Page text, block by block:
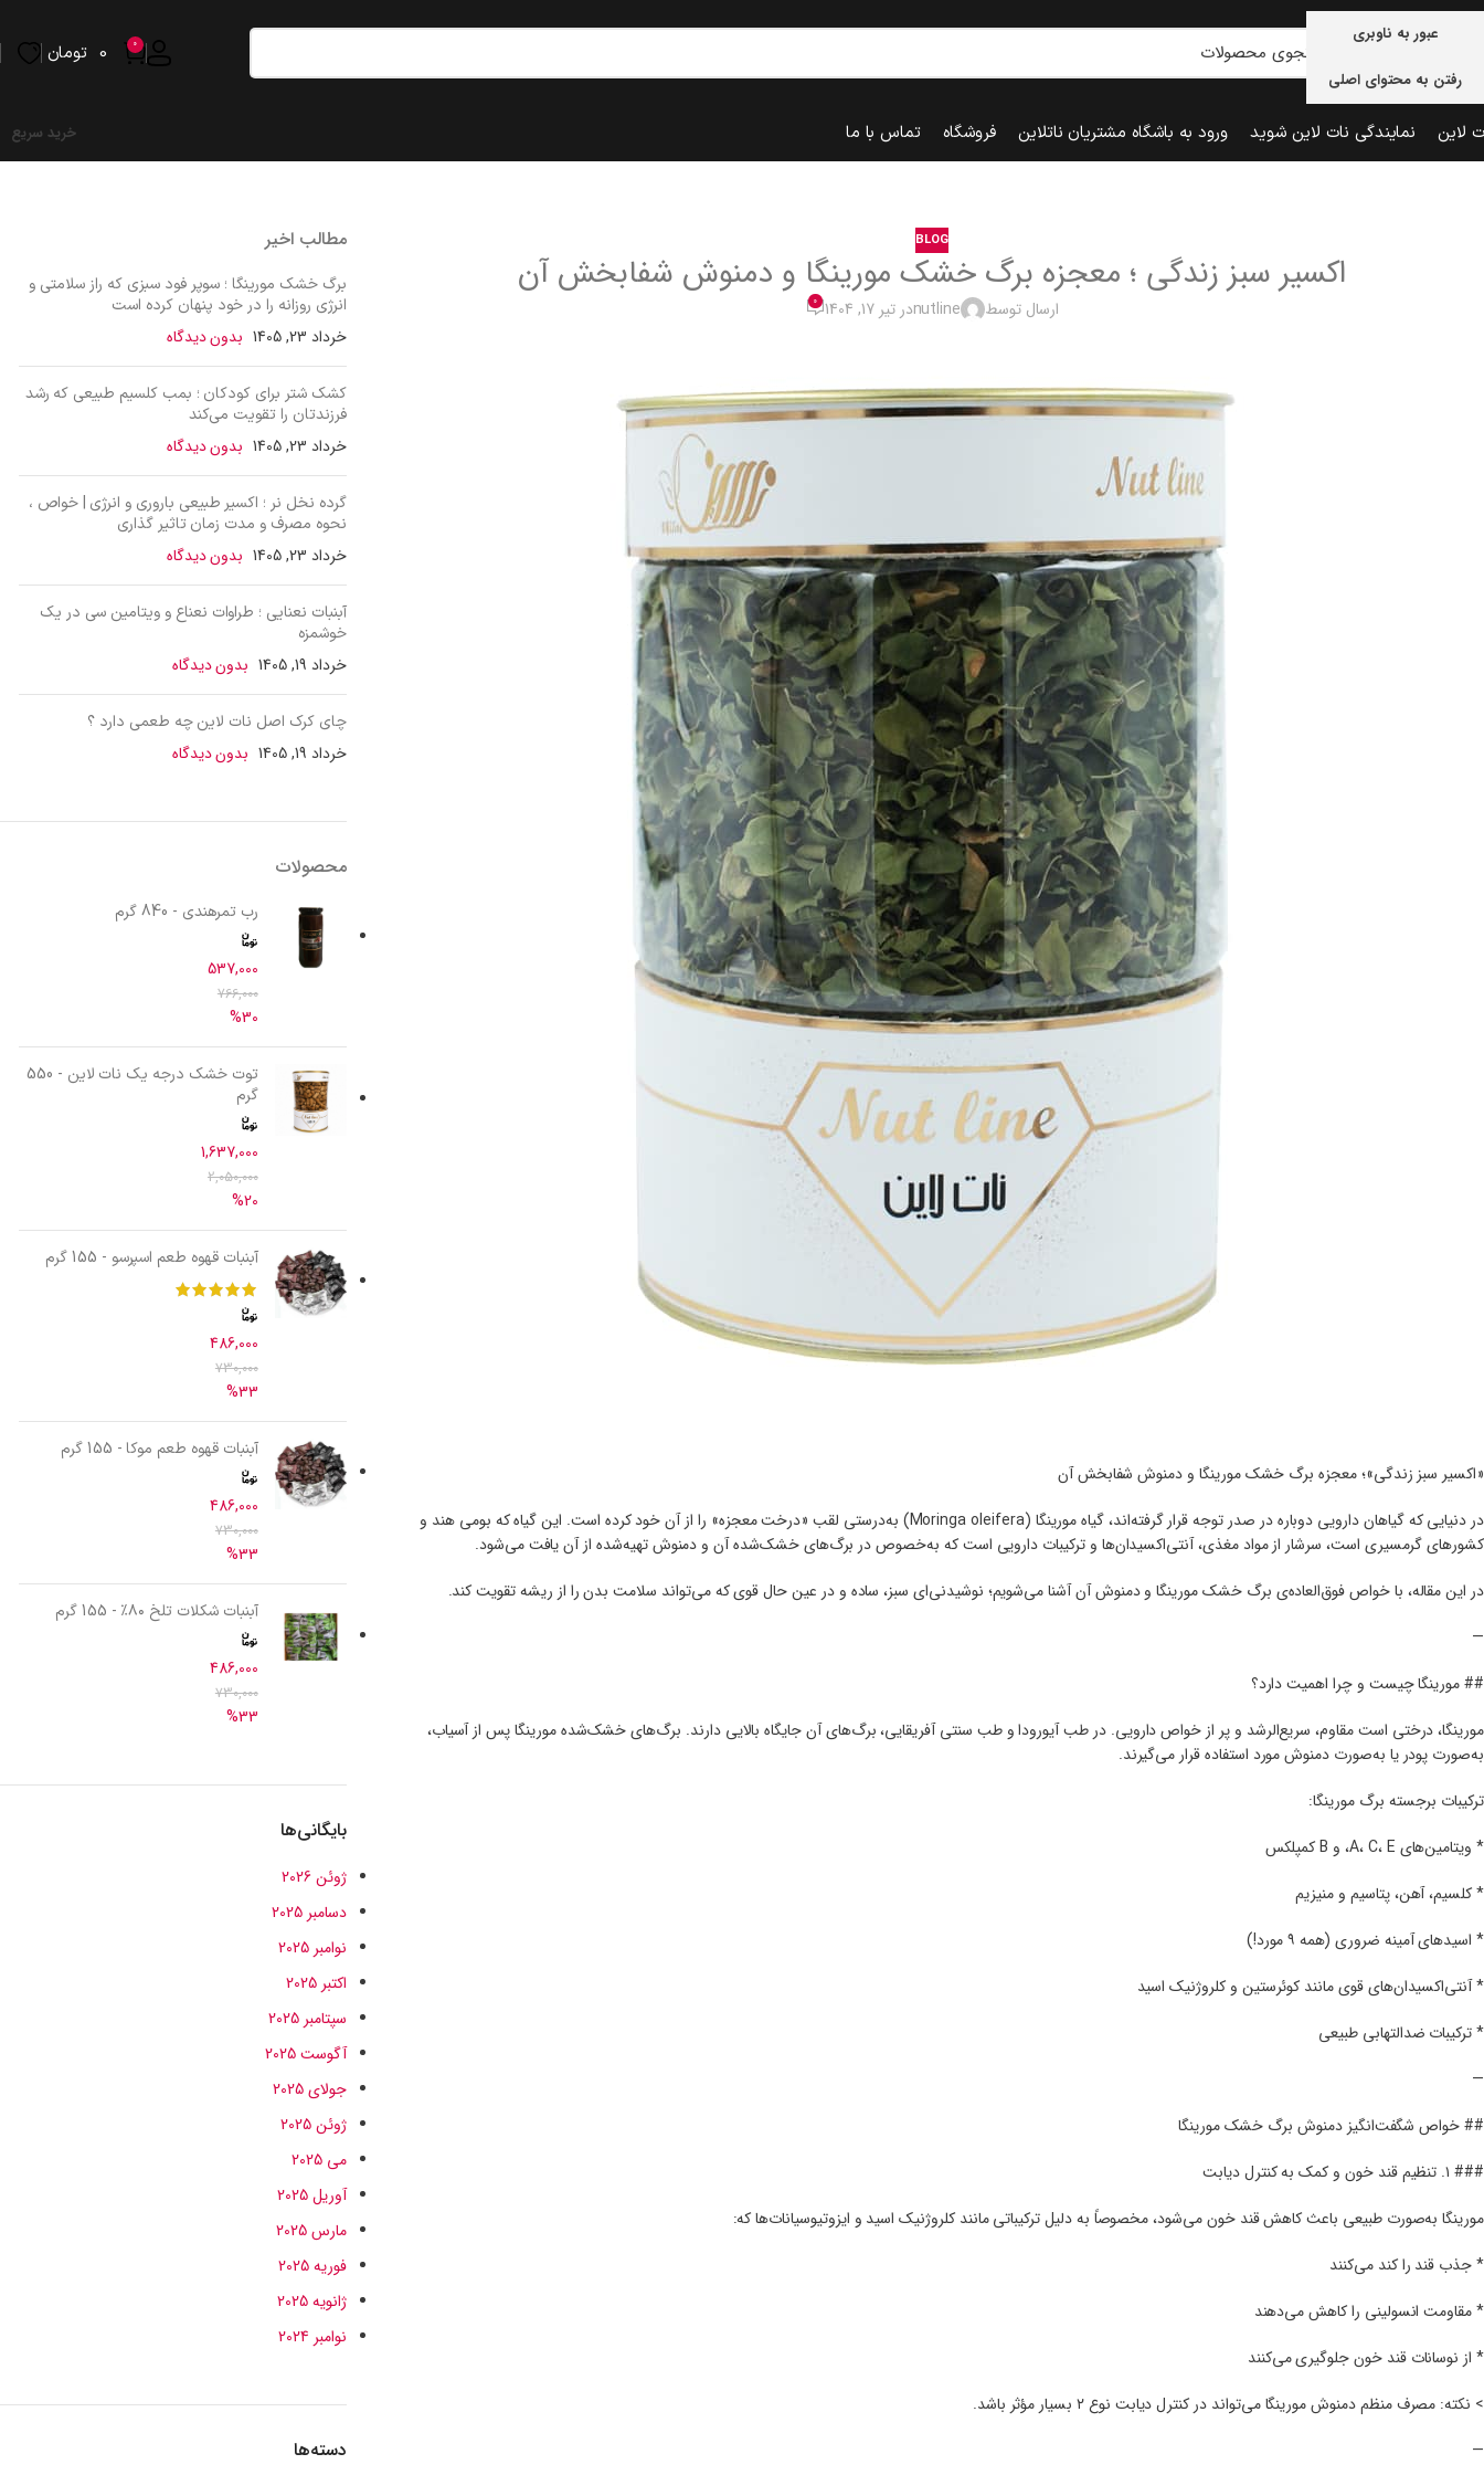
عبور به ناوبری
رفتن به محتوای اصلی
0
0 تومان
لاین نمایندگی نات لاین شوید ورود به باشگاه مشتریان ناتلاین فروشگاه تماس با ما خرید سریع
BLOG
اکسیر سبز زندگی ؛ معجزه برگ خشک مورینگا و دمنوش شفابخش آن
ارسال توسط nutlineدر تیر 17, 1404 0
«اکسیر سبز زندگی»؛ معجزه برگ خشک مورینگا و دمنوش شفابخش آن
در دنیایی که گیاهان دارویی دوباره در صدر توجه قرار گرفته‌اند، گیاه مورینگا (Moringa oleifera) به‌درستی لقب «درخت معجزه» را از آن خود کرده است. این گیاه که بومی هند و
کشورهای گرمسیری است، سرشار از مواد مغذی، آنتی‌اکسیدان‌ها و ترکیبات دارویی است که به‌خصوص در برگ‌های خشک‌شده آن و دمنوش تهیه‌شده از آن یافت می‌شود.
در این مقاله، با خواص فوق‌العاده‌ی برگ خشک مورینگا و دمنوش آن آشنا می‌شویم؛ نوشیدنی‌ای سبز، ساده و در عین حال قوی که می‌تواند سلامت بدن را از ریشه تقویت کند.
—
## مورینگا چیست و چرا اهمیت دارد؟
مورینگا، درختی است مقاوم، سریع‌الرشد و پر از خواص دارویی. در طب آیورودا و طب سنتی آفریقایی، برگ‌های آن جایگاه بالایی دارند. برگ‌های خشک‌شده مورینگا پس از آسیاب،
به‌صورت پودر یا به‌صورت دمنوش مورد استفاده قرار می‌گیرند.
ترکیبات برجسته برگ مورینگا:
* ویتامین‌های A، C، E، و B کمپلکس
* کلسیم، آهن، پتاسیم و منیزیم
* اسیدهای آمینه ضروری (همه ۹ مورد!)
* آنتی‌اکسیدان‌های قوی مانند کوئرستین و کلروژنیک اسید
* ترکیبات ضدالتهابی طبیعی
—
## خواص شگفت‌انگیز دمنوش برگ خشک مورینگا
### ۱. تنظیم قند خون و کمک به کنترل دیابت
مورینگا به‌صورت طبیعی باعث کاهش قند خون می‌شود، مخصوصاً به دلیل ترکیباتی مانند کلروژنیک اسید و ایزوتیوسیانات‌ها که:
* جذب قند را کند می‌کنند
* مقاومت انسولینی را کاهش می‌دهند
* از نوسانات قند خون جلوگیری می‌کنند
> نکته: مصرف منظم دمنوش مورینگا می‌تواند در کنترل دیابت نوع ۲ بسیار مؤثر باشد.
—
مطالب اخیر
برگ خشک مورینگا ؛ سوپر فود سبزی که راز سلامتی و
انرژی روزانه را در خود پنهان کرده است
خرداد 23, 1405 بدون دیدگاه
کشک شتر برای کودکان ؛ بمب کلسیم طبیعی که رشد
فرزندتان را تقویت می‌کند
خرداد 23, 1405 بدون دیدگاه
گرده نخل نر ؛ اکسیر طبیعی باروری و انرژی | خواص ،
نحوه مصرف و مدت زمان تاثیر گذاری
خرداد 23, 1405 بدون دیدگاه
آبنبات نعنایی ؛ طراوات نعناع و ویتامین سی در یک
خوشمزه
خرداد 19, 1405 بدون دیدگاه
چای کرک اصل نات لاین چه طعمی دارد ؟
خرداد 19, 1405 بدون دیدگاه
محصولات
رب تمرهندی - 840 گرم
537,000
766,000
%30
توت خشک درجه یک نات لاین - 550
گرم
1,637,000
2,050,000
%20
آبنبات قهوه طعم اسپرسو - 155 گرم
486,000
730,000
%33
آبنبات قهوه طعم موکا - 155 گرم
486,000
730,000
%33
آبنبات شکلات تلخ ۸۰٪ - 155 گرم
486,000
730,000
%33
بایگانی‌ها
ژوئن 2026
دسامبر 2025
نوامبر 2025
اکتبر 2025
سپتامبر 2025
آگوست 2025
جولای 2025
ژوئن 2025
می 2025
آوریل 2025
مارس 2025
فوریه 2025
ژانویه 2025
نوامبر 2024
دسته‌ها